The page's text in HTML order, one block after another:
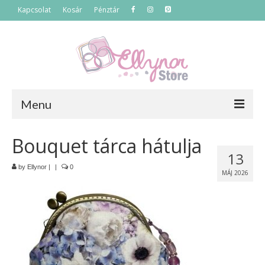
Kapcsolat Kosár Pénztár
Menu
Termékek
Akciós termékek
Táskák
Neszeszerek
13
MÁJ 2026
Bouquet tárca hátulja
by Ellynor | | 0